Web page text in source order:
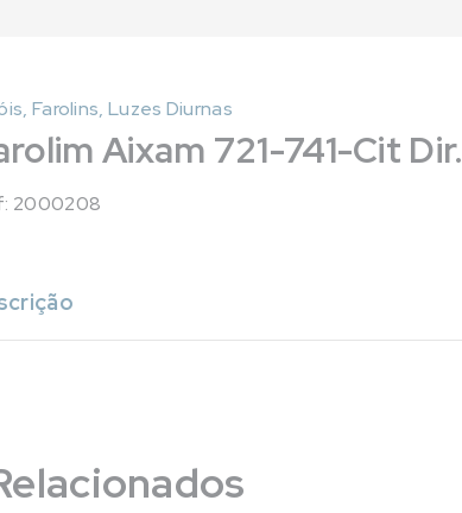
Farolins, Luzes Diurnas
Aixam 721-741-Cit Dir.
2000208